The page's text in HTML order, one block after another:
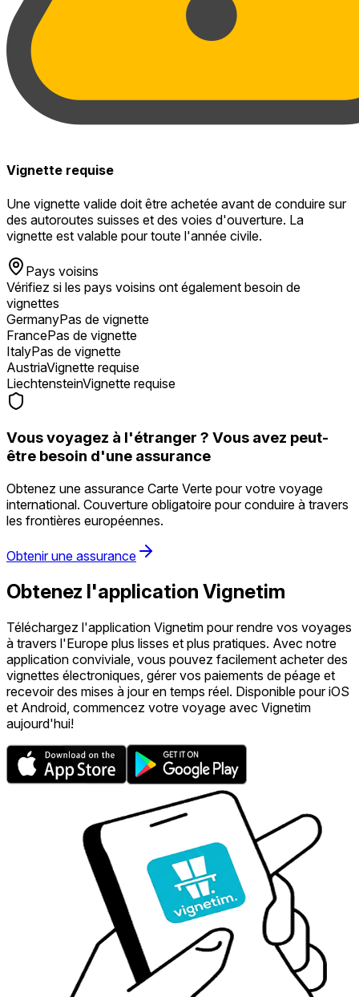
Vignette requise
Une vignette valide doit être achetée avant de conduire sur
des autoroutes suisses et des voies d'ouverture. La
vignette est valable pour toute l'année civile.
Pays voisins
Vérifiez si les pays voisins ont également besoin de
vignettes
GermanyPas de vignette
FrancePas de vignette
ItalyPas de vignette
AustriaVignette requise
LiechtensteinVignette requise
Vous voyagez à l'étranger ? Vous avez peut-
être besoin d'une assurance
Obtenez une assurance Carte Verte pour votre voyage
international. Couverture obligatoire pour conduire à travers
les frontières européennes.
Obtenir une assurance
Obtenez l'application Vignetim
Téléchargez l'application Vignetim pour rendre vos voyages
à travers l'Europe plus lisses et plus pratiques. Avec notre
application conviviale, vous pouvez facilement acheter des
vignettes électroniques, gérer vos paiements de péage et
recevoir des mises à jour en temps réel. Disponible pour iOS
et Android, commencez votre voyage avec Vignetim
aujourd'hui!